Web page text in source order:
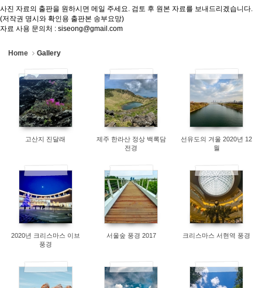
사진 자료의 출판을 원하시면 메일 주세요. 검토 후 원본 자료를 보내드리겠습니다.
(저작권 명시와 확인용 출판본 송부요망)
자료 사용 문의처 : siseong@gmail.com
Home Gallery
13769
고산지 진달래
7627
제주 한라산 정상 백록담
전경
7973
선유도의 겨울 2020년 12
월
8030
2020년 크리스마스 이브
풍경
10531
서울숲 풍경 2017
8779
크리스마스 서현역 풍경